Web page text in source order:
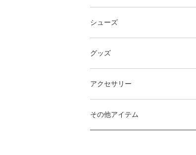
シューズ
グッズ
アクセサリー
その他アイテム